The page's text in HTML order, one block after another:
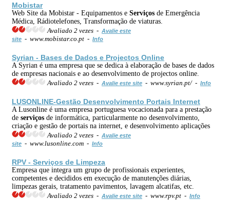
Mobistar
Web Site da Mobistar - Equipamentos e Serviços de Emergência
Médica, Rádiotelefones, Transformação de viaturas.
Avaliado 2 vezes - Avalie este
site - www.mobistar.co.pt - Info
Syrian - Bases de Dados e Projectos Online
A Syrian é uma empresa que se dedica à elaboração de bases de dados
de empresas nacionais e ao desenvolvimento de projectos online.
Avaliado 2 vezes - Avalie este site - www.syrian.pt/ - Info
LUSONLINE-Gestão Desenvolvimento Portais Internet
A Lusonline é uma empresa portuguesa vocacionada para a prestação
de serviços de informática, particularmente no desenvolvimento,
criação e gestão de portais na internet, e desenvolvimento aplicações
Avaliado 2 vezes - Avalie este
site - www.lusonline.com - Info
RPV - Serviços de Limpeza
Empresa que integra um grupo de profissionais experientes,
competentes e decididos em execução de manutenções diárias,
limpezas gerais, tratamento pavimentos, lavagem alcatifas, etc.
Avaliado 2 vezes - Avalie este site - www.rpv.pt - Info